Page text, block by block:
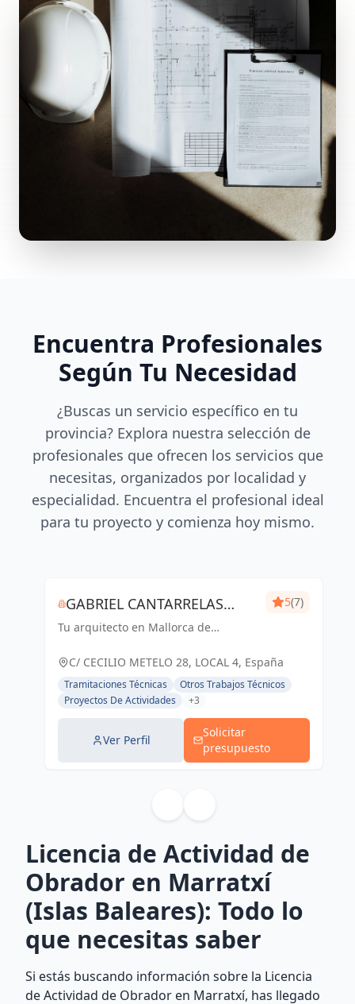
Encuentra Profesionales
Según Tu Necesidad
¿Buscas un servicio específico en tu
provincia? Explora nuestra selección de
profesionales que ofrecen los servicios que
necesitas, organizados por localidad y
especialidad. Encuentra el profesional ideal
para tu proyecto y comienza hoy mismo.
GABRIEL CANTARRELAS
REIG ARQUITECTURA
Tu arquitecto en Mallorca de
5(7)
C/ CECILIO METELO 28, LOCAL 4, España
Tramitaciones Técnicas
Otros Trabajos Técnicos
Proyectos De Actividades
+3
Ver Perfil
Solicitar
presupuesto
Licencia de Actividad de
Obrador en Marratxí
(Islas Baleares): Todo lo
que necesitas saber
Si estás buscando información sobre la Licencia
de Actividad de Obrador en Marratxí, has llegado